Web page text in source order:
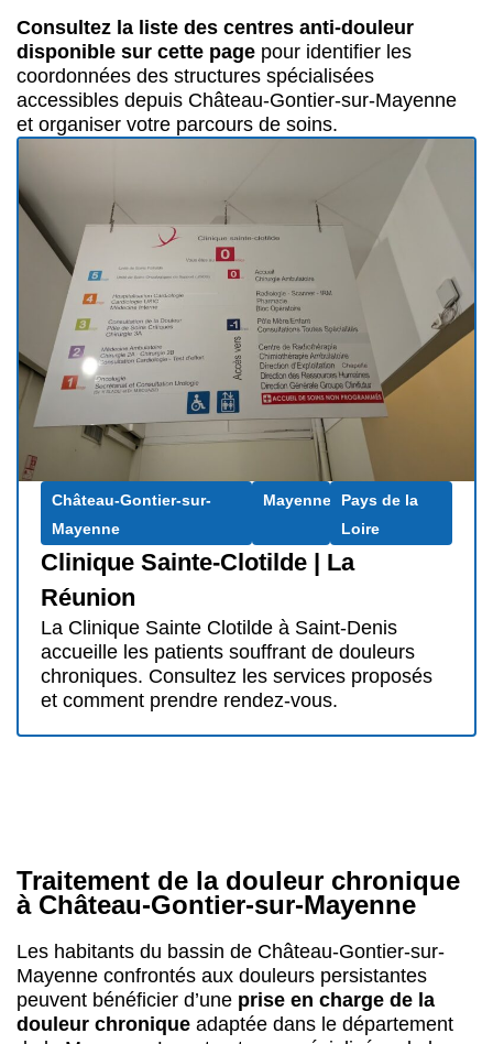
Consultez la liste des centres anti-douleur
disponible sur cette page pour identifier les
coordonnées des structures spécialisées
accessibles depuis Château-Gontier-sur-Mayenne
et organiser votre parcours de soins.
Château-Gontier-sur-
Mayenne
Mayenne
Pays de la
Loire
Clinique Sainte-Clotilde | La
Réunion
La Clinique Sainte Clotilde à Saint-Denis
accueille les patients souffrant de douleurs
chroniques. Consultez les services proposés
et comment prendre rendez-vous.
Traitement de la douleur chronique
à Château-Gontier-sur-Mayenne
Les habitants du bassin de Château-Gontier-sur-
Mayenne confrontés aux douleurs persistantes
peuvent bénéficier d’une prise en charge de la
douleur chronique adaptée dans le département